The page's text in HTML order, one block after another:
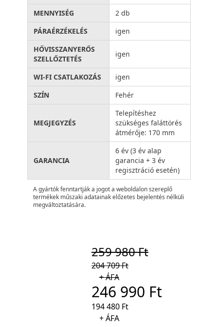
MENNYISÉG
2 db
PÁRAÉRZÉKELÉS
igen
HŐVISSZANYERŐS
SZELLŐZTETÉS
igen
WI-FI CSATLAKOZÁS
igen
SZÍN
Fehér
MEGJEGYZÉS
Telepítéshez
szükséges faláttörés
átmérője: 170 mm
GARANCIA
6 év (3 év alap
garancia + 3 év
regisztráció esetén)
A gyártók fenntartják a jogot a weboldalon szereplő
termékek műszaki adatainak előzetes bejelentés nélküli
megváltoztatására.
259 980 Ft
204 709 Ft
+ ÁFA
246 990 Ft
194 480 Ft
+ ÁFA